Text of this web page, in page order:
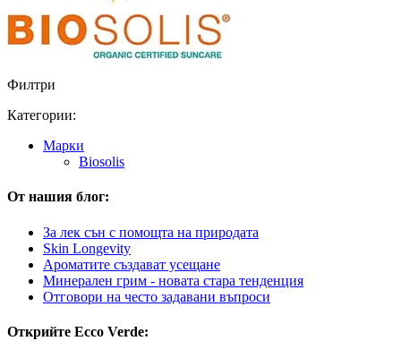
Филтри
Категории:
Марки
Biosolis
От нашия блог:
За лек сън с помощта на природата
Skin Longevity
Ароматите създават усещане
Минерален грим - новата стара тенденция
Отговори на често задавани въпроси
Открийте Ecco Verde: